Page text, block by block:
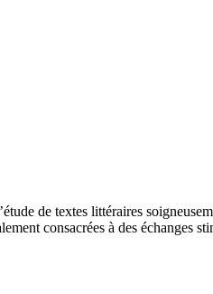
de textes littéraires
consacrées à des échanges